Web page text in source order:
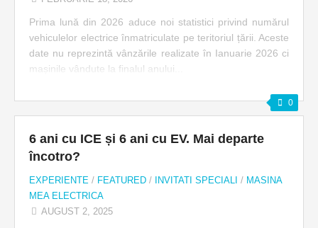
Prima lună din 2026 aduce noi statistici privind numărul
vehiculelor electrice înmatriculate pe teritoriul țării. Aceste
date nu reprezintă vânzările realizate în Ianuarie 2026 ci
mașinile vândute la finalul anului...
0
6 ani cu ICE și 6 ani cu EV. Mai departe
încotro?
EXPERIENTE / FEATURED / INVITATI SPECIALI / MASINA
MEA ELECTRICA
AUGUST 2, 2025